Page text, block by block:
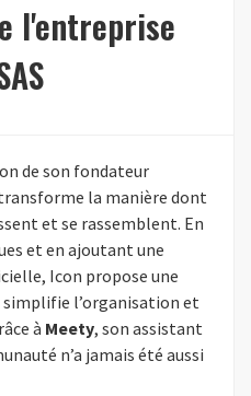
l'entreprise
de son fondateur
la manière dont
et se rassemblent. En
et en ajoutant une
Icon propose une
l’organisation et
à Meety, son assistant
n’a jamais été aussi